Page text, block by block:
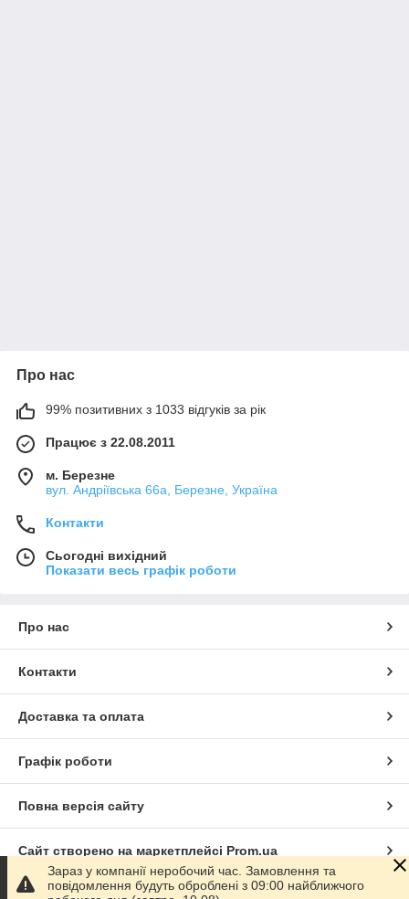
Про нас
99% позитивних з 1033 відгуків за рік
Працює з 22.08.2011
м. Березне
вул. Андріївська 66а, Березне, Україна
Контакти
Сьогодні вихідний
Показати весь графік роботи
Про нас
Контакти
Доставка та оплата
Графік роботи
Повна версія сайту
Сайт створено на маркетплейсі Prom.ua
Політика конфіденційності
Зараз у компанії неробочий час. Замовлення та
повідомлення будуть оброблені з 09:00 найближчого